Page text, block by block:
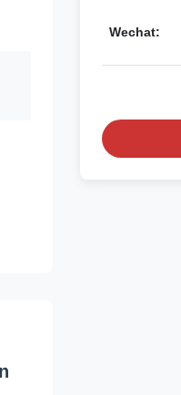
Wechat: